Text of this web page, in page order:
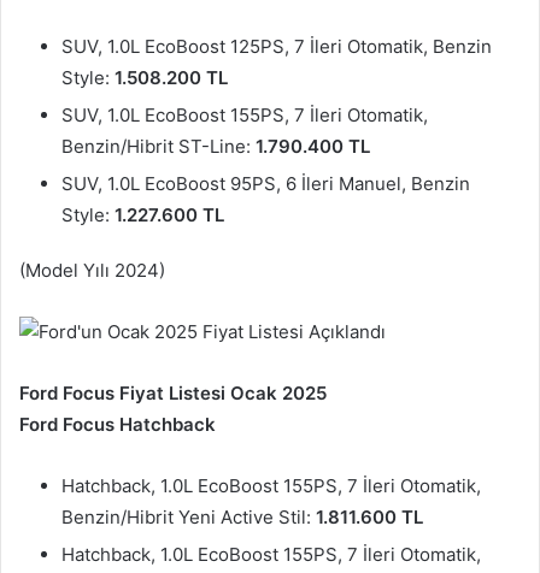
SUV, 1.0L EcoBoost 125PS, 7 İleri Otomatik, Benzin
Style: 1.508.200 TL
SUV, 1.0L EcoBoost 155PS, 7 İleri Otomatik,
Benzin/Hibrit ST-Line: 1.790.400 TL
SUV, 1.0L EcoBoost 95PS, 6 İleri Manuel, Benzin
Style: 1.227.600 TL
(Model Yılı 2024)
Ford Focus Fiyat Listesi Ocak 2025
Ford Focus Hatchback
Hatchback, 1.0L EcoBoost 155PS, 7 İleri Otomatik,
Benzin/Hibrit Yeni Active Stil: 1.811.600 TL
Hatchback, 1.0L EcoBoost 155PS, 7 İleri Otomatik,